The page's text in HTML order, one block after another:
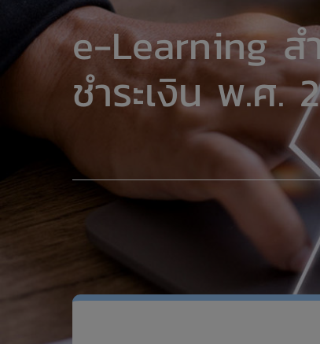
e-Learning ส
ชำระเงิน พ.ศ.